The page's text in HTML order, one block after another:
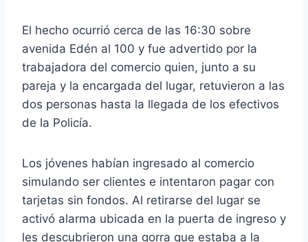
El hecho ocurrió cerca de las 16:30 sobre
avenida Edén al 100 y fue advertido por la
trabajadora del comercio quien, junto a su
pareja y la encargada del lugar, retuvieron a las
dos personas hasta la llegada de los efectivos
de la Policía.
Los jóvenes habían ingresado al comercio
simulando ser clientes e intentaron pagar con
tarjetas sin fondos. Al retirarse del lugar se
activó alarma ubicada en la puerta de ingreso y
les descubrieron una gorra que estaba a la